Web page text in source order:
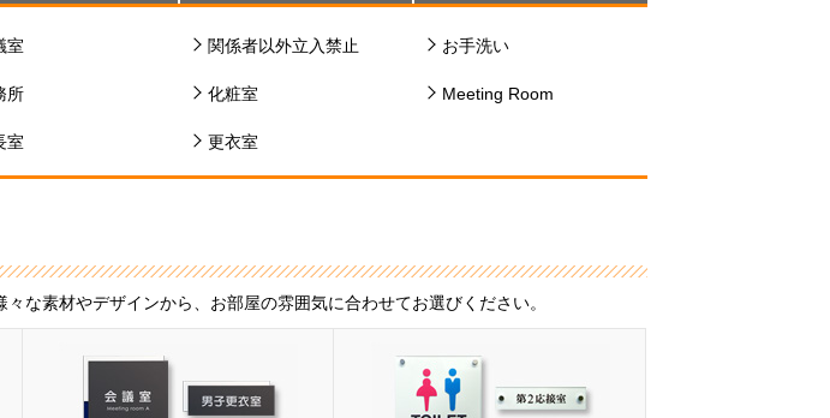
室 関係者以外立入禁止 お手洗い
所 化粧室 Meeting Room
室 更衣室
な素材やデザインから、お部屋の雰囲気に合わせてお選びください。